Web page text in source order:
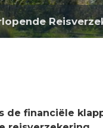
de financiële